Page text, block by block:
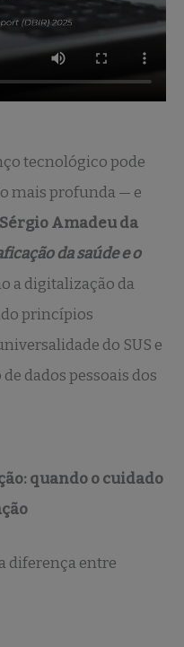
tecnológico pode
mais profunda — e
Sérgio Amadeu da
da saúde e o
a digitalização da
princípios
do SUS e
dados pessoais dos
quando o cuidado
diferença entre